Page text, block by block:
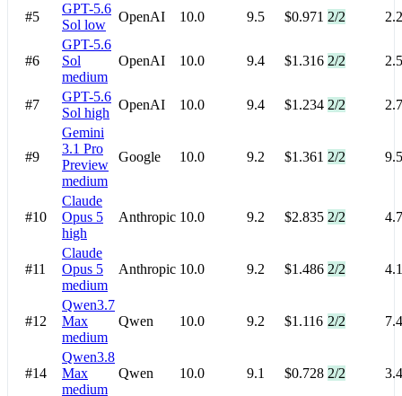
#5
GPT-5.6
Sol low
OpenAI 10.0 9.5 $0.971 2/2
#6
GPT-5.6
Sol
medium
OpenAI 10.0 9.4 $1.316 2/2
#7
GPT-5.6
Sol high
OpenAI 10.0 9.4 $1.234 2/2
#9
Gemini
3.1 Pro
Preview
medium
Google 10.0 9.2 $1.361 2/2
#10
Claude
Opus 5
high
Anthropic 10.0 9.2 $2.835 2/2
#11
Claude
Opus 5
medium
Anthropic 10.0 9.2 $1.486 2/2
#12
Qwen3.7
Max
medium
Qwen 10.0 9.2 $1.116 2/2
#14
Qwen3.8
Max
medium
Qwen 10.0 9.1 $0.728 2/2